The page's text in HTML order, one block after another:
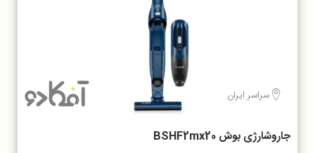
سراسر ایران
جاروشارژی بوش BSHF2mx20